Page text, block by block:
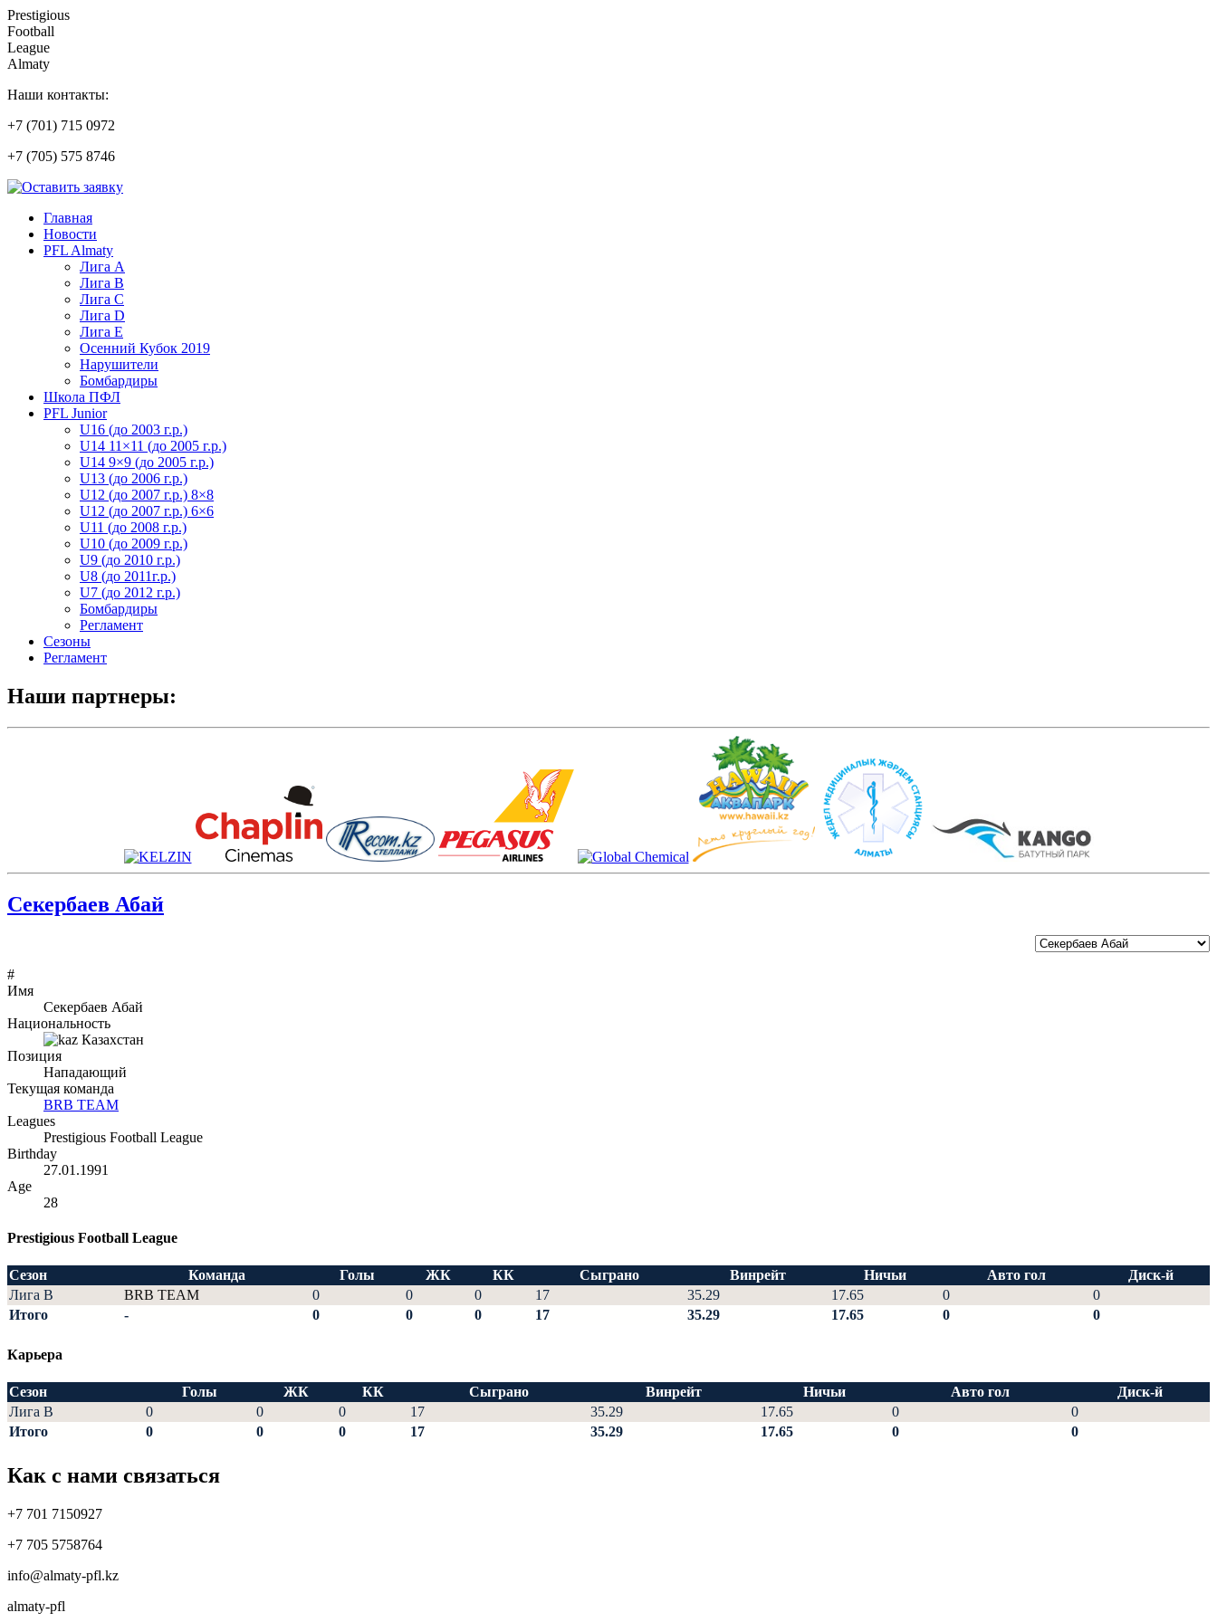
Prestigious
Football
League
Almaty
Наши контакты:
+7 (701) 715 0972
+7 (705) 575 8746
Главная
Новости
PFL Almaty
Лига A
Лига В
Лига С
Лига D
Лига Е
Осенний Кубок 2019
Нарушители
Бомбардиры
Школа ПФЛ
PFL Junior
U16 (до 2003 г.р.)
U14 11×11 (до 2005 г.р.)
U14 9×9 (до 2005 г.р.)
U13 (до 2006 г.р.)
U12 (до 2007 г.р.) 8×8
U12 (до 2007 г.р.) 6×6
U11 (до 2008 г.р.)
U10 (до 2009 г.р.)
U9 (до 2010 г.р.)
U8 (до 2011г.р.)
U7 (до 2012 г.р.)
Бомбардиры
Регламент
Сезоны
Регламент
Наши партнеры:
Секербаев Абай
#
Имя
Секербаев Абай
Национальность
Казахстан
Позиция
Нападающий
Текущая команда
BRB TEAM
Leagues
Prestigious Football League
Birthday
27.01.1991
Age
28
Prestigious Football League
Сезон Команда Голы ЖК КК Сыграно Винрейт Ничьи Авто гол
Диск-й
Лига В
BRB TEAM 0 0 0 17 35.29 17.65 0
0
Итого
- 0 0 0 17 35.29 17.65 0 0
Карьера
Сезон Голы ЖК КК Сыграно Винрейт Ничьи Авто гол
Диск-й
Лига В
0 0 0 17 35.29 17.65 0
0
Итого
0 0 0 17 35.29 17.65 0 0
Как с нами связаться
+7 701 7150927
+7 705 5758764
info@almaty-pfl.kz
almaty-pfl